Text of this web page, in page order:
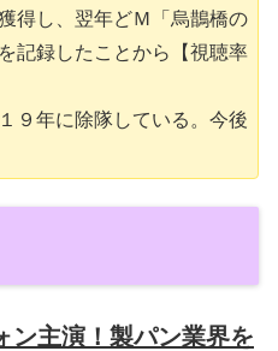
得し、翌年どＭ「烏鵲橋の
記録したことから【視聴率
９年に除隊している。今後
ン主演！製パン業界を